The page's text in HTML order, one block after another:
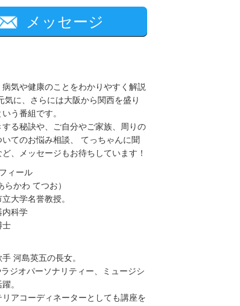
メッセージ
病気や健康のことをわかりやすく解説
気に、さらには大阪から関西を盛り
いう番組です。
する秘訣や、ご自分やご家族、周りの
てのお悩み相談、 てっちゃんに聞
、メッセージもお待ちしています！
ィール
らかわ てつお）
大学名誉教授。
内科学
士
河島英五の長女。
ジオパーソナリティー、ミュージシ
。
リアコーディネーターとしても講座を